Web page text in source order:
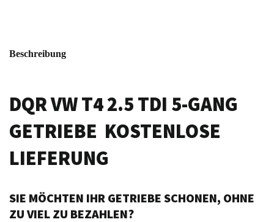
Beschreibung
DQR VW T4 2.5 TDI 5-GANG
GETRIEBE KOSTENLOSE
LIEFERUNG
SIE MÖCHTEN IHR GETRIEBE SCHONEN, OHNE
ZU VIEL ZU BEZAHLEN?